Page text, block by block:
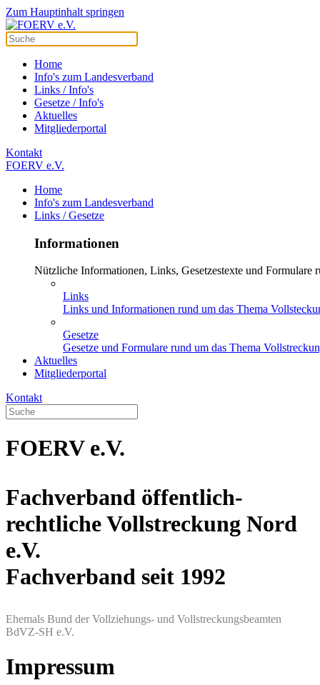
Zum Hauptinhalt springen
Home
Info's zum Landesverband
Links / Info's
Gesetze / Info's
Aktuelles
Mitgliederportal
Kontakt
FOERV e.V.
Home
Info's zum Landesverband
Links / Gesetze
Informationen
Nützliche Informationen, Links, Gesetzestexte und Formulare
Links
Links und Informationen rund um das Thema
Gesetze
Gesetze und Formulare rund um das Thema
Aktuelles
Mitgliederportal
Kontakt
FOERV e.V.
Fachverband öffentlich-
rechtliche Vollstreckung Nord
e.V.
Fachverband seit 1992
Ehemals Bund der Vollziehungs- und Vollstreckungsbeamten
BdVZ-SH e.V.
Impressum